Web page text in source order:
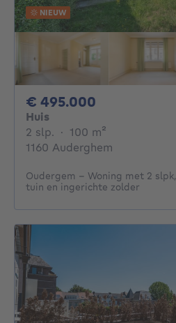
NIEUW
€ 495.000
Huis
2 slp. 2 slaapkamers
· 100 m²
1160 Auderghem
Oudergem – Woning met 2 slpk,
tuin en ingerichte zolder